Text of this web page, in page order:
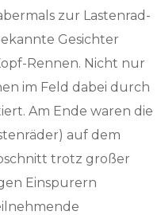
zur Lastenrad-
Gesichter
Rennen. Nicht nur
im Feld dabei durch
Am Ende waren die
auf dem
trotz großer
Einspurern